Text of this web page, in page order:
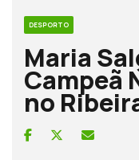
DESPORTO
Maria
Campeã
no